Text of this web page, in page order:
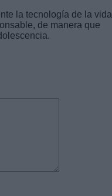
la tecnología de la vida
de manera que